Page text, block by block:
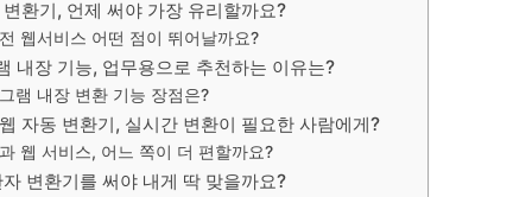
환기, 언제 써야 가장 유리할까요?
웹서비스 어떤 점이 뛰어날까요?
내장 기능, 업무용으로 추천하는 이유는?
램 내장 변환 기능 장점은?
자동 변환기, 실시간 변환이 필요한 사람에게?
웹 서비스, 어느 쪽이 더 편할까요?
변환기를 써야 내게 딱 맞을까요?